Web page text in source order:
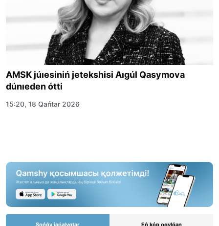
AMSK júıesiniń jetekshisi Aıgúl Qasymova
dúnıeden ótti
15:20, 18 Qańtar 2026
Sońǵy jańalyqtar Eń kóp oqylǵan